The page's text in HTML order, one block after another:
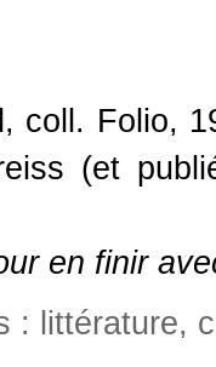
coll. Folio,
(et
en finir
: littérature,